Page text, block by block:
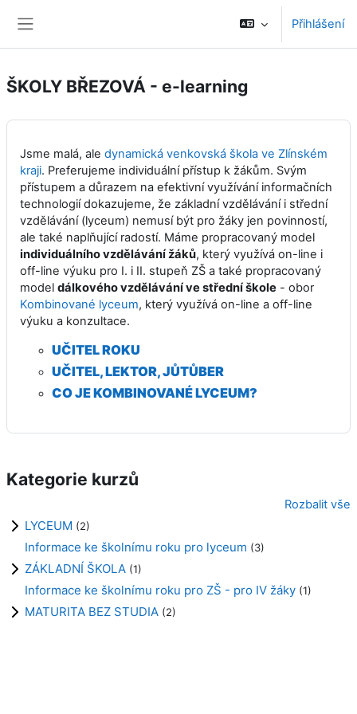
Přihlášení
ŠKOLY BŘEZOVÁ - e-learning
Jsme malá, ale dynamická venkovská škola ve Zlínském
kraji. Preferujeme individuální přístup k žákům. Svým
přístupem a důrazem na efektivní využívání informačních
technologií dokazujeme, že základní vzdělávání i střední
vzdělávání (lyceum) nemusí být pro žáky jen povinností,
ale také naplňující radostí. Máme propracovaný model
individuálního vzdělávání žáků, který využívá on-line i
off-line výuku pro I. i II. stupeň ZŠ a také propracovaný
model dálkového vzdělávání ve střední škole - obor
Kombinované lyceum, který využívá on-line a off-line
výuku a konzultace.
UČITEL ROKU
UČITEL, LEKTOR, JŮTŮBER
CO JE KOMBINOVANÉ LYCEUM?
Kategorie kurzů
Rozbalit vše
LYCEUM (2)
Informace ke školnímu roku pro lyceum (3)
ZÁKLADNÍ ŠKOLA (1)
Informace ke školnímu roku pro ZŠ - pro IV žáky (1)
MATURITA BEZ STUDIA (2)